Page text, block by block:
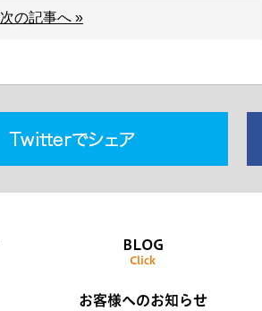
次の記事へ »
BLOG
Click
お客様へのお知らせ